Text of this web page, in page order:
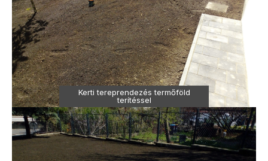
Kerti tereprendezés termőföld
terítéssel